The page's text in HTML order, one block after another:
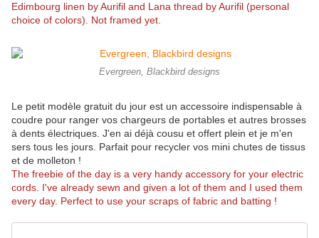
Edimbourg linen by Aurifil and Lana thread by Aurifil (personal
choice of colors). Not framed yet.
Evergreen, Blackbird designs
Le petit modèle gratuit du jour est un accessoire indispensable à
coudre pour ranger vos chargeurs de portables et autres brosses
à dents électriques. J'en ai déjà cousu et offert plein et je m'en
sers tous les jours. Parfait pour recycler vos mini chutes de tissus
et de molleton !
The freebie of the day is a very handy accessory for your electric
cords. I've already sewn and given a lot of them and I used them
every day. Perfect to use your scraps of fabric and batting !